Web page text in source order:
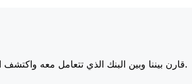
قارن بيننا وبين البنك الذي تتعامل معه واكتشفأسعارنا على البنوك الكبرى، مما يزيد من قيمة تحويلك.